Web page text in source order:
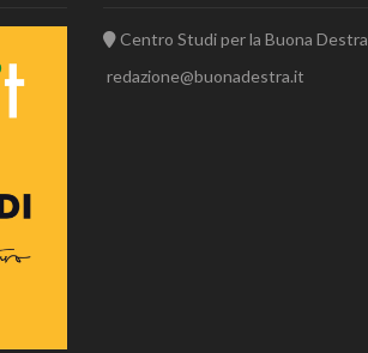
Centro Studi per la Buona Destra
redazione@buonadestra.it